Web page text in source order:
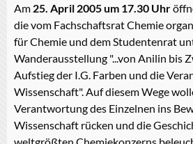
Am 25. April 2005 um 17.30 Uhr
die vom Fachschaftsrat Chemie
für Chemie und dem Studentenrat
Wanderausstellung "...von Anilin bis
Aufstieg der I.G. Farben und die
Wissenschaft". Auf diesem Wege
Verantwortung des Einzelnen ins
Wissenschaft rücken und die